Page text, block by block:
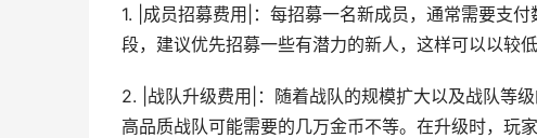
1. |成员招募费用|：每招募一名新成员，通常需要支
段，建议优先招募一些有潜力的新人，这样可以以较
2. |战队升级费用|：随着战队的规模扩大以及战队等
高品质战队可能需要的几万金币不等。在升级时，玩